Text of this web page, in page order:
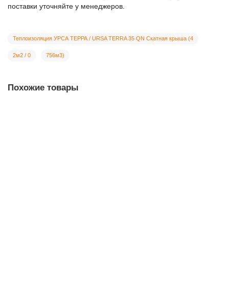
поставки уточняйте у менеджеров.
Теплоизоляция УРСА ТЕРРА / URSA TERRA 35 QN Скатная крыша (4
2м2 / 0 756м3)
Похожие товары